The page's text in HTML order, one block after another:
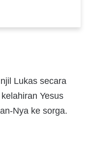
Lukas secara
Yesus
Nya ke sorga.